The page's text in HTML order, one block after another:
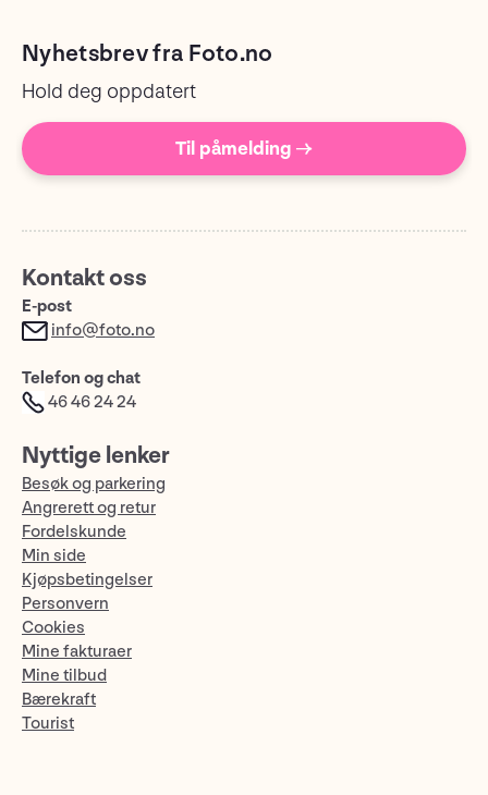
Nyhetsbrev fra Foto.no
Hold deg oppdatert
Til påmelding →
Kontakt oss
E-post
info@foto.no
Telefon og chat
46 46 24 24
Nyttige lenker
Besøk og parkering
Angrerett og retur
Fordelskunde
Min side
Kjøpsbetingelser
Personvern
Cookies
Mine fakturaer
Mine tilbud
Bærekraft
Tourist